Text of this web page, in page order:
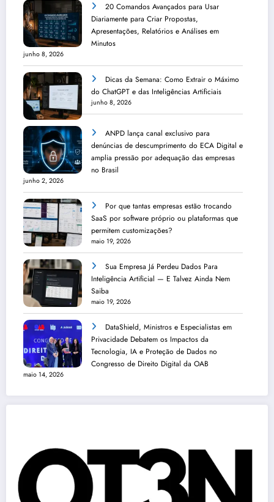
20 Comandos Avançados para Usar
Diariamente para Criar Propostas,
Apresentações, Relatórios e Análises em
Minutos
junho 8, 2026
Dicas da Semana: Como Extrair o Máximo
do ChatGPT e das Inteligências Artificiais
junho 8, 2026
ANPD lança canal exclusivo para
denúncias de descumprimento do ECA Digital e
amplia pressão por adequação das empresas
no Brasil
junho 2, 2026
Por que tantas empresas estão trocando
SaaS por software próprio ou plataformas que
permitem customizações?
maio 19, 2026
Sua Empresa Já Perdeu Dados Para
Inteligência Artificial — E Talvez Ainda Nem
Saiba
maio 19, 2026
DataShield, Ministros e Especialistas em
Privacidade Debatem os Impactos da
Tecnologia, IA e Proteção de Dados no
Congresso de Direito Digital da OAB
maio 14, 2026